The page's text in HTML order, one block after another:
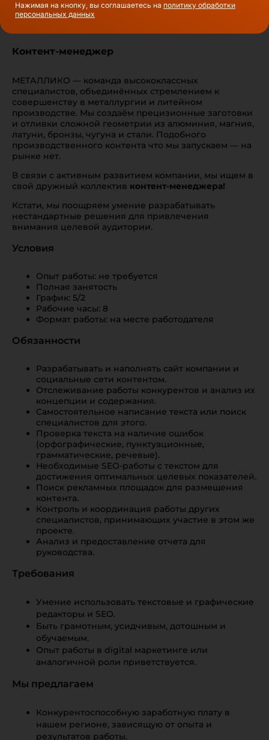
Нажимая на кнопку, вы соглашаетесь на политику обработки
персональных данных
Контент-менеджер
МЕТАЛЛИКО — команда высококлассных
специалистов, объединённых стремлением к
совершенству в металлургии и литейном
производстве. Мы создаём прецизионные заготовки
и отливки сложной геометрии из алюминия, магния,
латуни, бронзы, чугуна и стали. Подобного
производственного контента что мы запускаем — на
рынке нет.
В связи с активным развитием компании, мы ищем в
свой дружный коллектив контент-менеджера!
Кстати, мы поощряем умение разрабатывать
нестандартные решения для привлечения
внимания целевой аудитории.
Условия
Опыт работы: не требуется
Полная занятость
График: 5/2
Рабочие часы: 8
Формат работы: на месте работодателя
Обязанности
Разрабатывать и наполнять сайт компании и
социальные сети контентом.
Отслеживание работы конкурентов и анализ их
концепции и содержания.
Самостоятельное написание текста или поиск
специалистов для этого.
Проверка текста на наличие ошибок
(орфографические, пунктуационные,
грамматические, речевые).
Необходимые SEO-работы с текстом для
достижения оптимальных целевых показателей.
Поиск рекламных площадок для размещения
контента.
Контроль и координация работы других
специалистов, принимающих участие в этом же
проекте.
Анализ и предоставление отчета для
руководства.
Требования
Умение использовать текстовые и графические
редакторы и SEO.
Быть грамотным, усидчивым, дотошным и
обучаемым.
Опыт работы в digital маркетинге или
аналогичной роли приветствуется.
Мы предлагаем
Конкурентоспособную заработную плату в
нашем регионе, зависящую от опыта и
результатов работы.